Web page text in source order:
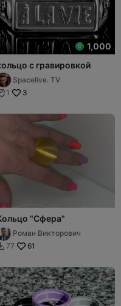
1,000
с гравировкой
Spacelive. TV
1 3
"Сфера"
Роман Викторович
77 61